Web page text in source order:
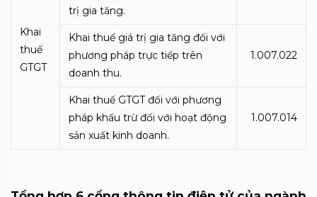
Khai
thuế
GTGT
trị gia tăng.
Khai thuế giá trị gia tăng đối với
phương pháp trực tiếp trên
doanh thu.
1.007.022
Khai thuế GTGT đối với phương
pháp khấu trừ đối với hoạt động
sản xuất kinh doanh.
1.007.014